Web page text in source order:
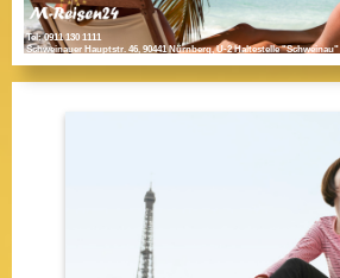
Tel: 0911 130 1111
Schweinauer Hauptstr. 46, 90441 Nürnberg, U-2 Haltestelle "Schweinau"